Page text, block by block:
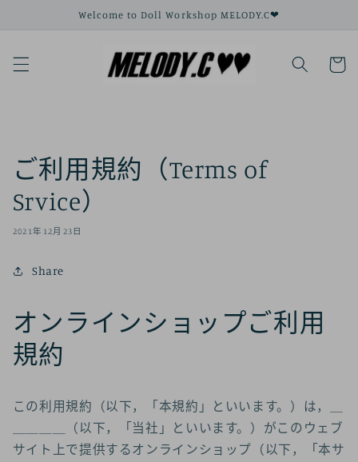
Welcome to Doll Workshop MELODY.C❤
物
ご利用規約（Terms of
Srvice）
2021年12月23日
Share
オンラインショップご利用
規約
この利用規約（以下，「本規約」といいます。）は，＿
＿＿＿＿（以下，「当社」といいます。）がこのウェブ
サイト上で提供するオンラインショップ（以下，「本サ